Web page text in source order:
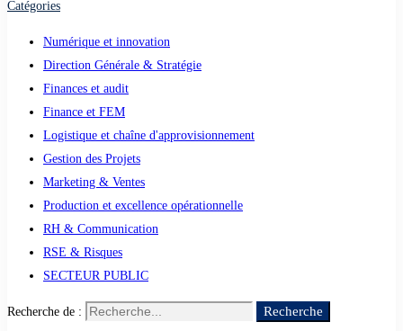
Catégories
Numérique et innovation
Direction Générale & Stratégie
Finances et audit
Finance et FEM
Logistique et chaîne d'approvisionnement
Gestion des Projets
Marketing & Ventes
Production et excellence opérationnelle
RH & Communication
RSE & Risques
SECTEUR PUBLIC
Recherche de : Recherche